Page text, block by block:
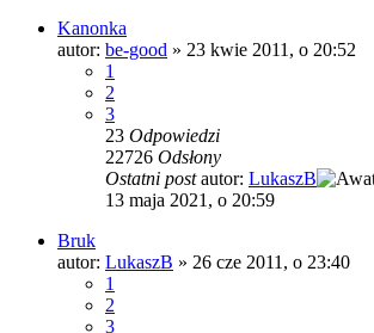
Kanonka
autor: be-good » 23 kwie 2011, o 20:52
1
2
3
23 Odpowiedzi
22726 Odsłony
Ostatni postautor: LukaszB
13 maja 2021, o 20:59
Bruk
autor: LukaszB » 26 cze 2011, o 23:40
1
2
3